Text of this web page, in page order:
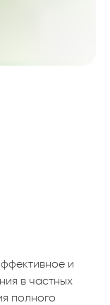
и
в частных
полного